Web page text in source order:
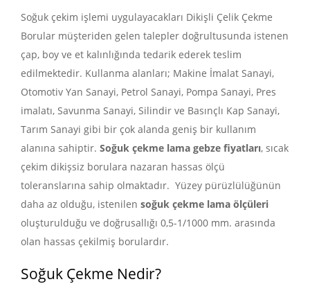
Soğuk çekim işlemi uygulayacakları Dikişli Çelik Çekme
Borular müşteriden gelen talepler doğrultusunda istenen
çap, boy ve et kalınlığında tedarik ederek teslim
edilmektedir. Kullanma alanları; Makine İmalat Sanayi,
Otomotiv Yan Sanayi, Petrol Sanayi, Pompa Sanayi, Pres
imalatı, Savunma Sanayi, Silindir ve Basınçlı Kap Sanayi,
Tarım Sanayi gibi bir çok alanda geniş bir kullanım
alanına sahiptir. Soğuk çekme lama gebze fiyatları, sıcak
çekim dikişsiz borulara nazaran hassas ölçü
toleranslarına sahip olmaktadır. Yüzey pürüzlülüğünün
daha az olduğu, istenilen soğuk çekme lama ölçüleri
oluşturulduğu ve doğrusallığı 0,5-1/1000 mm. arasında
olan hassas çekilmiş borulardır.
Soğuk Çekme Nedir?